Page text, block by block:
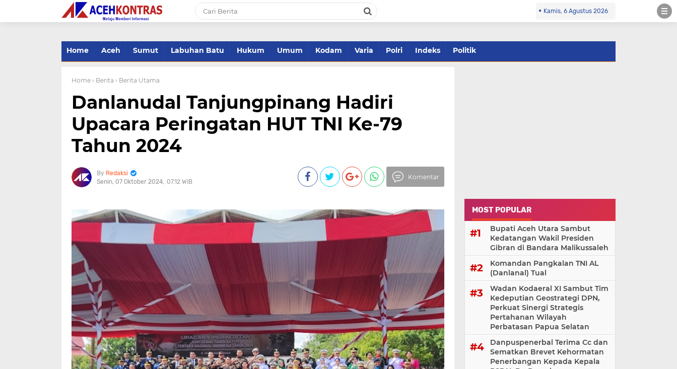
Kamis, 6 Agustus 2026
Home Aceh Sumut Labuhan Batu Hukum Umum Kodam Varia Polri Indeks Politik
Home › Berita › Berita Utama
Danlanudal Tanjungpinang Hadiri
Upacara Peringatan HUT TNI Ke-79
Tahun 2024
Redaksi
Senin, 07 Oktober 2024 07.12 WIB
Komentar
MOST POPULAR
Bupati Aceh Utara Sambut
Kedatangan Wakil Presiden
Gibran di Bandara Malikussaleh
Komandan Pangkalan TNI AL
(Danlanal) Tual
Wadan Kodaeral XI Sambut Tim
Kedeputian Geostrategi DPN,
Perkuat Sinergi Strategis
Pertahanan Wilayah
Perbatasan Papua Selatan
Danpuspenerbal Terima Cc dan
Sematkan Brevet Kehormatan
Penerbangan Kepada Kepala